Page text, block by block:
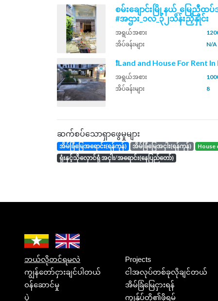
စမ်းချောင်းမြို့နယ်_မြေညီ
#အဌား_၁လ_၃၂သိန်းညှိနှိုင်း
အရွယ်အစား
အိပ်ခန်းများ
N/A
❗Land and House For Rent
အရွယ်အစား
အိပ်ခန်းများ
8
ဆက်စပ်သောရှာဖွေမှုများ
အိမ်ခြံမြေအရောင်း(ရန်ကုန်) အိမ်ခြံမြေအငှါး(ရန်ကုန်)
ရုံးနှင့်သိုလှောင်ရုံ အငှါး/အရောင်း(နေပြည်တော်)
ဘယ်လိုတင်ရမလဲ
Projects
ကျွန်တော်ငှားချင်ပါတယ်
ငါအလုပ်တစ်ခုလိုချင်တယ်
ဝန်ဆောင်မှု
အိမ်ခြံမြေငှားရန်
ပွဲ
ကျွန်ုပ်တို့၏ဖိုရမ်